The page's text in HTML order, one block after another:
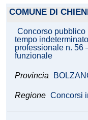
COMUNE DI
Concorso pubblico
tempo
professionale n. 56
funzionale
Provincia
Regione Concorsi